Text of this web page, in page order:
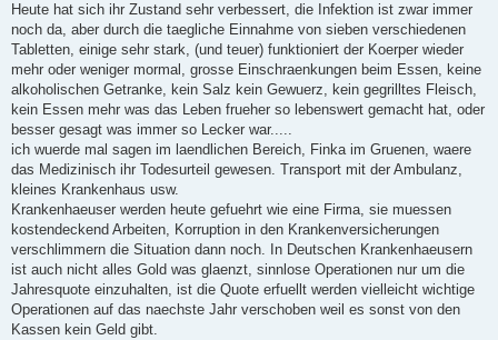
Heute hat sich ihr Zustand sehr verbessert, die Infektion ist zwar immer
noch da, aber durch die taegliche Einnahme von sieben verschiedenen
Tabletten, einige sehr stark, (und teuer) funktioniert der Koerper wieder
mehr oder weniger mormal, grosse Einschraenkungen beim Essen, keine
alkoholischen Getranke, kein Salz kein Gewuerz, kein gegrilltes Fleisch,
kein Essen mehr was das Leben frueher so lebenswert gemacht hat, oder
besser gesagt was immer so Lecker war.....
ich wuerde mal sagen im laendlichen Bereich, Finka im Gruenen, waere
das Medizinisch ihr Todesurteil gewesen. Transport mit der Ambulanz,
kleines Krankenhaus usw.
Krankenhaeuser werden heute gefuehrt wie eine Firma, sie muessen
kostendeckend Arbeiten, Korruption in den Krankenversicherungen
verschlimmern die Situation dann noch. In Deutschen Krankenhaeusern
ist auch nicht alles Gold was glaenzt, sinnlose Operationen nur um die
Jahresquote einzuhalten, ist die Quote erfuellt werden vielleicht wichtige
Operationen auf das naechste Jahr verschoben weil es sonst von den
Kassen kein Geld gibt.